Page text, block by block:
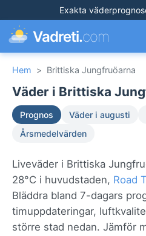
Exakta
Vadreti.com
Hem > Brittiska Jungfruöarna
Väder i Brittiska
Prognos Väder i augusti
Årsmedelvärden
Liveväder i Brittiska
28°C i huvudstaden, Road
Bläddra bland 7-dagars
timuppdateringar,
större stad nedan. Jämför